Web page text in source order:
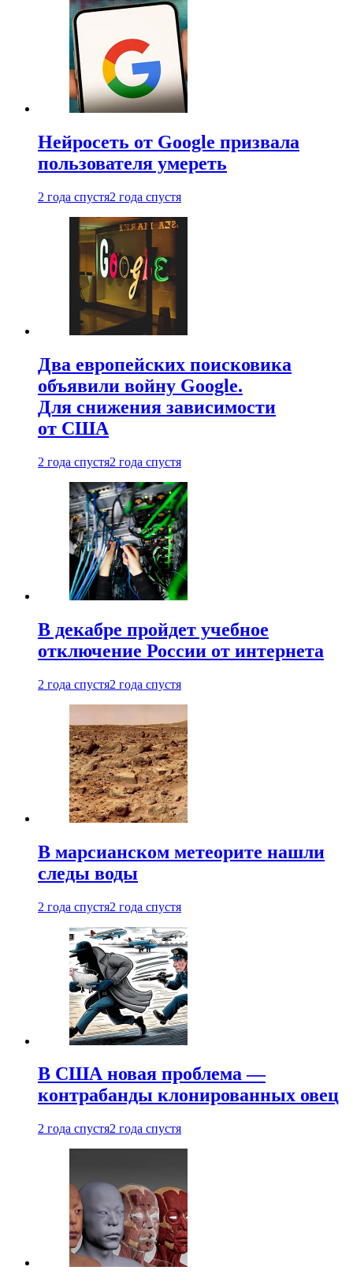
Нейросеть от Google призвала
пользователя умереть
2 года спустя2 года спустя
Два европейских поисковика
объявили войну Google.
Для снижения зависимости
от США
2 года спустя2 года спустя
В декабре пройдет учебное
отключение России от интернета
2 года спустя2 года спустя
В марсианском метеорите нашли
следы воды
2 года спустя2 года спустя
В США новая проблема —
контрабанды клонированных овец
2 года спустя2 года спустя